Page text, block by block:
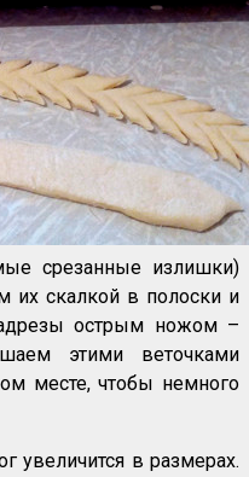
срезанные излишки)
их скалкой в полоски и
острым ножом –
этими веточками
месте, чтобы немного
увеличится в размерах.